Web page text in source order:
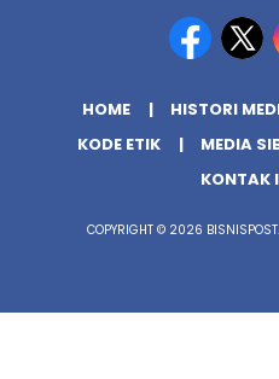
HOME HISTORI
KODE ETIK
MEDIA
KONTAK
COPYRIGHT © 2026